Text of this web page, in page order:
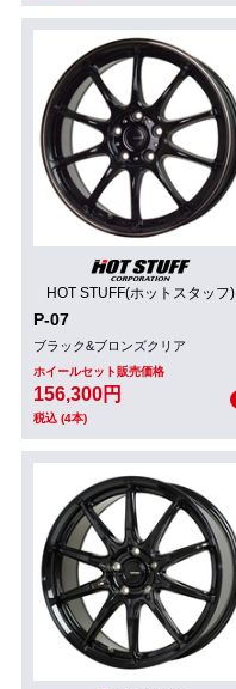
HOT STUFF(ホットスタッフ)
P-07
ブラック&ブロンズクリア
ホイールセット販売価格
156,300円
税込 (4本)